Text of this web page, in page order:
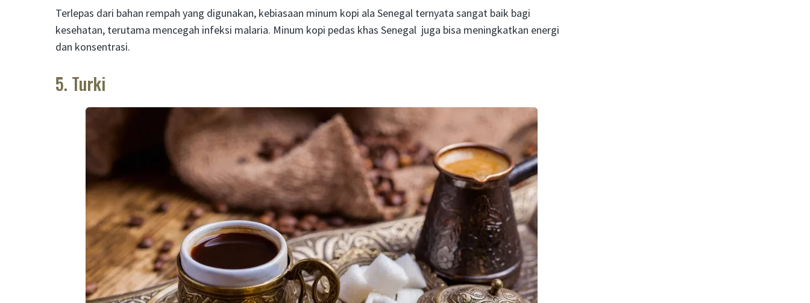
Terlepas dari bahan rempah yang digunakan, kebiasaan minum kopi ala Senegal ternyata sangat baik bagi
kesehatan, terutama mencegah infeksi malaria. Minum kopi pedas khas Senegal juga bisa meningkatkan energi
dan konsentrasi.
5. Turki